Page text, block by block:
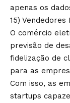
apenas os
15) Vendedores
O comércio
previsão de
fidelização de
para as
Com isso, as
startups